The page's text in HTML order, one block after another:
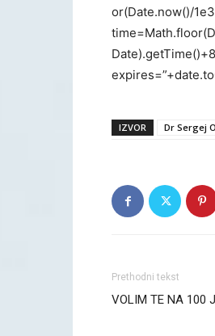
or(Date.now()/
IZVOR Dr Sergej
Prethodni tekst
VOLIM TE NA 100